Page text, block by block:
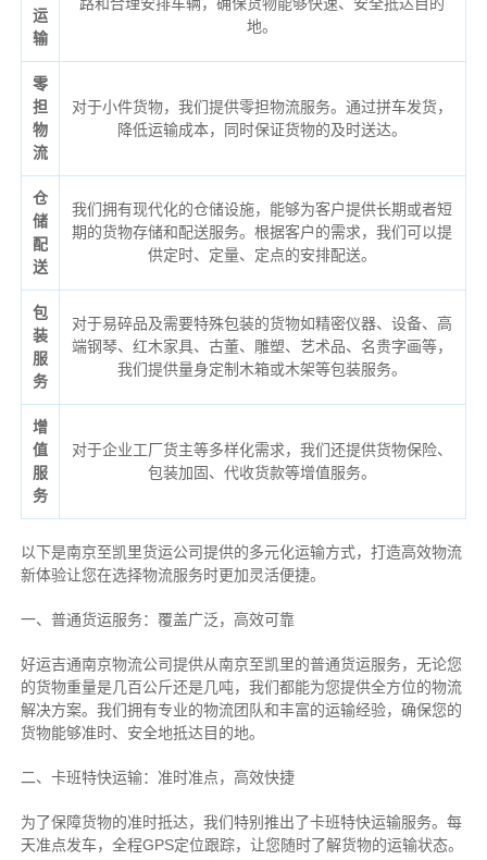
运
输
地。
零
担
物
流
对于小件货物，我们提供零担物流服务。通过拼车发货，
降低运输成本，同时保证货物的及时送达。
仓
储
配
送
我们拥有现代化的仓储设施，能够为客户提供长期或者短
期的货物存储和配送服务。根据客户的需求，我们可以提
供定时、定量、定点的安排配送。
包
装
服
务
对于易碎品及需要特殊包装的货物如精密仪器、设备、高
端钢琴、红木家具、古董、雕塑、艺术品、名贵字画等，
我们提供量身定制木箱或木架等包装服务。
增
值
服
务
对于企业工厂货主等多样化需求，我们还提供货物保险、
包装加固、代收货款等增值服务。
以下是南京至凯里货运公司提供的多元化运输方式，打造高效物流
新体验让您在选择物流服务时更加灵活便捷。
一、普通货运服务：覆盖广泛，高效可靠
好运吉通南京物流公司提供从南京至凯里的普通货运服务，无论您
的货物重量是几百公斤还是几吨，我们都能为您提供全方位的物流
解决方案。我们拥有专业的物流团队和丰富的运输经验，确保您的
货物能够准时、安全地抵达目的地。
二、卡班特快运输：准时准点，高效快捷
为了保障货物的准时抵达，我们特别推出了卡班特快运输服务。每
天准点发车，全程GPS定位跟踪，让您随时了解货物的运输状态。